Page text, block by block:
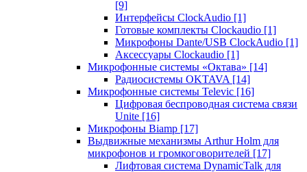
[9]
Интерфейсы ClockAudio [1]
Готовые комплекты Clockaudio [1]
Микрофоны Dante/USB ClockAudio [1]
Аксессуары Clockaudio [1]
Микрофонные системы «Октава» [14]
Радиосистемы OKTAVA [14]
Микрофонные системы Televic [16]
Цифровая беспроводная система связи
Unite [16]
Микрофоны Biamp [17]
Выдвижные механизмы Arthur Holm для
микрофонов и громкоговорителей [17]
Лифтовая система DynamicTalk для